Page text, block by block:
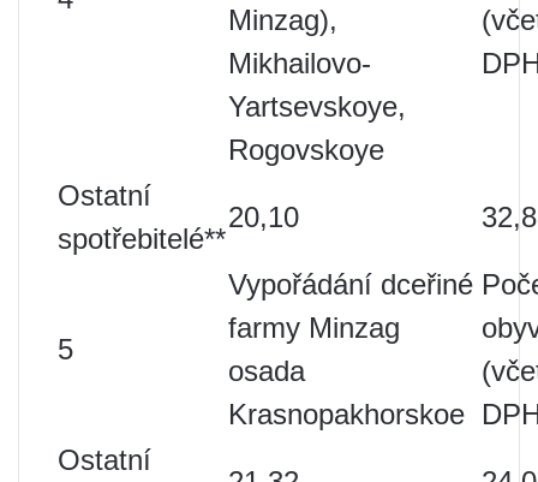
Minzag),
Mikhailovo-
Yartsevskoye,
Rogovskoye
Ostatní
spotřebitelé**
20,10
5
Vypořádání dceřiné
farmy Minzag
osada
Krasnopakhorskoe
Ostatní